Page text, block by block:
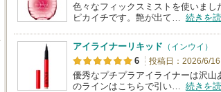
色々なフィックスミストを使いまし
ピカイチです。艶が出て… 続きを
アイライナーリキッド （インウイ）
6 投稿日：2026/6/
優秀なプチプラアイライナーは沢山
のラインはこちらで引い… 続きを